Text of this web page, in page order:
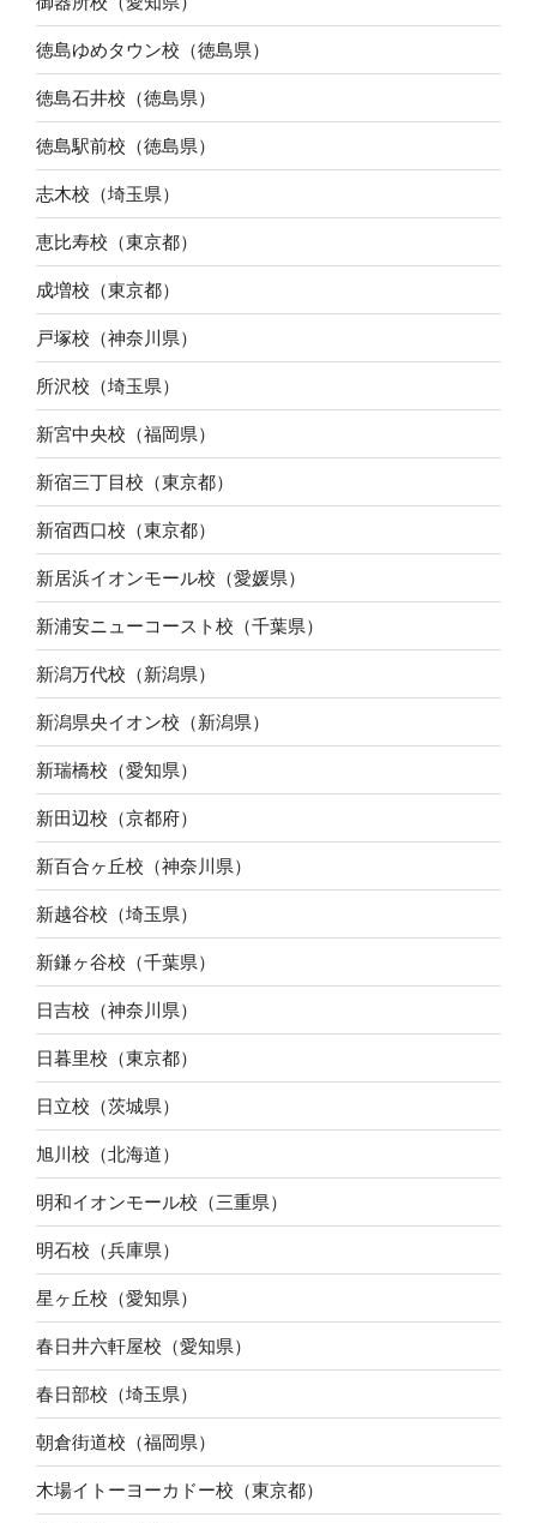
徳島ゆめタウン校（徳島県）
徳島石井校（徳島県）
徳島駅前校（徳島県）
志木校（埼玉県）
恵比寿校（東京都）
成増校（東京都）
戸塚校（神奈川県）
所沢校（埼玉県）
新宮中央校（福岡県）
新宿三丁目校（東京都）
新宿西口校（東京都）
新居浜イオンモール校（愛媛県）
新浦安ニューコースト校（千葉県）
新潟万代校（新潟県）
新潟県央イオン校（新潟県）
新瑞橋校（愛知県）
新田辺校（京都府）
新百合ヶ丘校（神奈川県）
新越谷校（埼玉県）
新鎌ヶ谷校（千葉県）
日吉校（神奈川県）
日暮里校（東京都）
日立校（茨城県）
旭川校（北海道）
明和イオンモール校（三重県）
明石校（兵庫県）
星ヶ丘校（愛知県）
春日井六軒屋校（愛知県）
春日部校（埼玉県）
朝倉街道校（福岡県）
木場イトーヨーカドー校（東京都）